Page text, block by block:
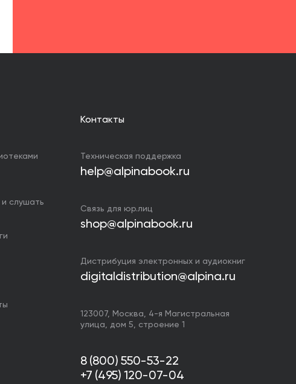
слушать
Контакты
Техническая поддержка
help@alpinabook.ru
Связь для юр.лиц
shop@alpinabook.ru
Дистрибуция электронных и аудиокниг
digitaldistribution@alpina.ru
123007, Москва, 4-я Магистральная
улица, дом 5, строение 1
8 (800) 550-53-22
+7 (495) 120-07-04